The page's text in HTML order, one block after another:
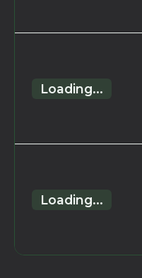
Loading...
Loading...